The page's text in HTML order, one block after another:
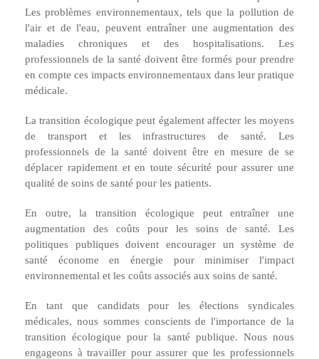
Les problèmes environnementaux, tels que la pollution de
l'air et de l'eau, peuvent entraîner une augmentation des
maladies chroniques et des hospitalisations. Les
professionnels de la santé doivent être formés pour prendre
en compte ces impacts environnementaux dans leur pratique
médicale.
La transition écologique peut également affecter les moyens
de transport et les infrastructures de santé. Les
professionnels de la santé doivent être en mesure de se
déplacer rapidement et en toute sécurité pour assurer une
qualité de soins de santé pour les patients.
En outre, la transition écologique peut entraîner une
augmentation des coûts pour les soins de santé. Les
politiques publiques doivent encourager un système de
santé économe en énergie pour minimiser l'impact
environnemental et les coûts associés aux soins de santé.
En tant que candidats pour les élections syndicales
médicales, nous sommes conscients de l'importance de la
transition écologique pour la santé publique. Nous nous
engageons à travailler pour assurer que les professionnels